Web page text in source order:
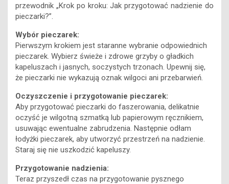
przewodnik „Krok po kroku: Jak przygotować nadzienie do
pieczarki?”.
Wybór pieczarek:
Pierwszym krokiem jest staranne wybranie odpowiednich
pieczarek. Wybierz świeże i zdrowe grzyby o gładkich
kapeluszach i jasnych, soczystych trzonach. Upewnij się,
że pieczarki nie wykazują oznak wilgoci ani przebarwień.
Oczyszczenie i przygotowanie pieczarek:
Aby przygotować pieczarki do faszerowania, delikatnie
oczyść je wilgotną szmatką lub papierowym ręcznikiem,
usuwając ewentualne zabrudzenia. Następnie odłam
łodyżki pieczarek, aby utworzyć przestrzeń na nadzienie.
Staraj się nie uszkodzić kapeluszy.
Przygotowanie nadzienia:
Teraz przyszedł czas na przygotowanie pysznego